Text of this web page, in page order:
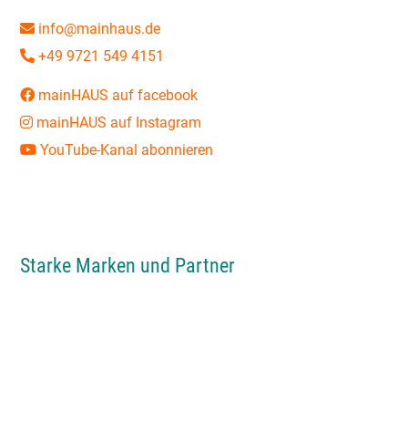
info@mainhaus.de
+49 9721 549 4151
mainHAUS auf facebook
mainHAUS auf Instagram
YouTube-Kanal abonnieren
Starke Marken und Partner